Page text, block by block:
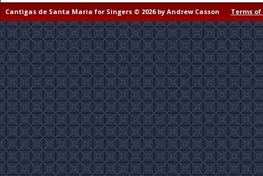
Cantigas de Santa Maria for Singers © 2026 by Andrew Casson Terms of